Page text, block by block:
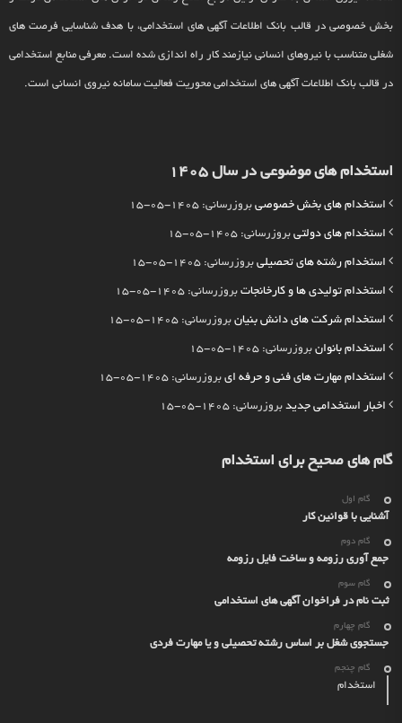
بخش خصوصی در قالب بانک اطلاعات آگهی های استخدامی، با هدف شناسایی فرصت های
شغلی متناسب با نیروهای انسانی نیازمند کار راه اندازی شده است. معرفی منابع استخدامی
در قالب بانک اطلاعات آگهی های استخدامی محوریت فعالیت سامانه نیروی انسانی است.
استخدام های موضوعی در سال 1405
استخدام های بخش خصوصی بروزرسانی: 1405-05-15
استخدام های دولتی بروزرسانی: 1405-05-15
استخدام رشته های تحصیلی بروزرسانی: 1405-05-15
استخدام تولیدی ها و کارخانجات بروزرسانی: 1405-05-15
استخدام شرکت های دانش بنیان بروزرسانی: 1405-05-15
استخدام بانوان بروزرسانی: 1405-05-15
استخدام مهارت های فنی و حرفه ای بروزرسانی: 1405-05-15
اخبار استخدامی جدید بروزرسانی: 1405-05-15
گام های صحیح برای استخدام
گام اول
آشنایی با قوانین کار
گام دوم
جمع آوری رزومه و ساخت فایل رزومه
گام سوم
ثبت نام در فراخوان آگهی های استخدامی
گام چهارم
جستجوی شغل بر اساس رشته تحصیلی و یا مهارت فردی
گام چنجم
استخدام